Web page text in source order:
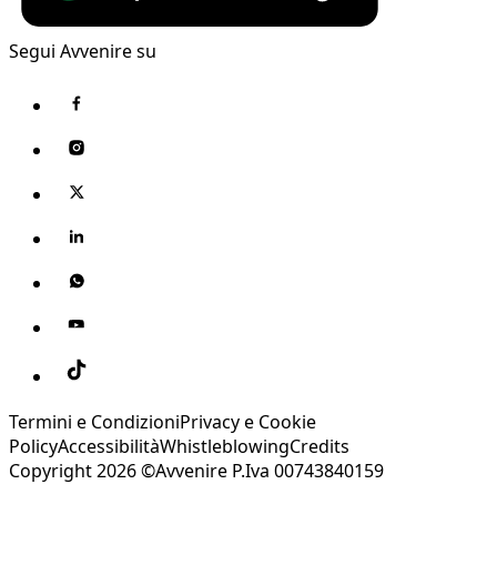
Segui Avvenire su
Termini e CondizioniPrivacy e Cookie
PolicyAccessibilitàWhistleblowingCredits
Copyright 2026 ©Avvenire P.Iva 00743840159